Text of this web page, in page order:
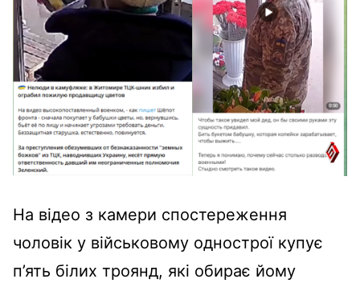
На відео з камери спостереження
чоловік у військовому однострої купує
п’ять білих троянд, які обирає йому